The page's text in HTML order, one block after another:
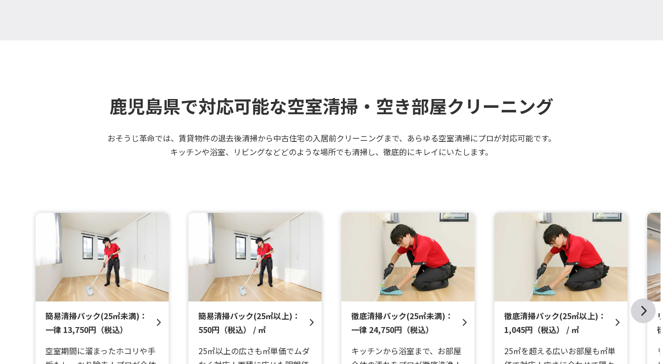
鹿児島県で対応可能な空室清掃・空き部屋クリーニング
おそうじ革命では、賃貸物件の退去後清掃から中古住宅の入居前クリーニングまで、あらゆる空室清掃にプロが対応可能です。
キッチンや浴室、リビングなどどのような場所でも清掃し、徹底的にキレイにいたします。
簡易清掃パック(25㎡未満)：
一律 13,750円（税込）
空室期間に溜まったホコリや手
簡易清掃パック(25㎡以上)：
550円（税込） / ㎡
25㎡以上の広さも㎡単価でムダ
徹底清掃パック(25㎡未満)：
一律 24,750円（税込）
キッチンから浴室まで、お部屋
徹底清掃パック(25㎡以上)：
1,045円（税込） / ㎡
25㎡を超える広いお部屋も㎡単